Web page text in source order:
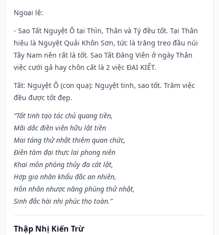
Ngoại lệ:
- Sao Tất Nguyệt Ô tại Thìn, Thân và Tý đều tốt. Tại Thân
hiệu là Nguyệt Quải Khôn Sơn, tức là trăng treo đầu núi
Tây Nam nên rất là tốt. Sao Tất Đăng Viên ở ngày Thân
việc cưới gả hay chôn cất là 2 việc ĐẠI KIẾT.
Tất: Nguyệt Ô (con quạ): Nguyệt tinh, sao tốt. Trăm việc
đều được tốt đẹp.
“Tất tinh tạo tác chủ quang tiền,
Mãi dắc điền viên hữu lật tiền
Mai táng thử nhật thiêm quan chức,
Điền tàm đại thực lai phong niên
Khai môn phóng thủy đa cát lật,
Hợp gia nhân khẩu đắc an nhiên,
Hôn nhân nhược năng phùng thử nhật,
Sinh đắc hài nhi phúc thọ toàn.”
Thập Nhị Kiến Trừ